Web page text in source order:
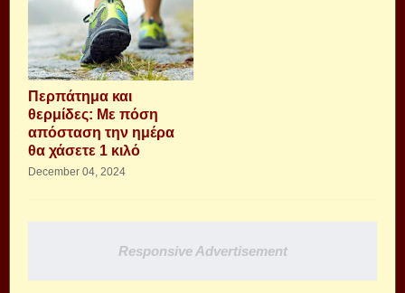
Περπάτημα και
θερμίδες: Με πόση
απόσταση την ημέρα
θα χάσετε 1 κιλό
December 04, 2024
Responsive Advertisement